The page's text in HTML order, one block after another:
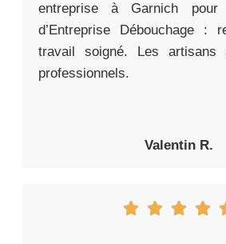
entreprise à Garnich pour
d’Entreprise Débouchage :
travail soigné. Les
professionnels.
Valentin R.